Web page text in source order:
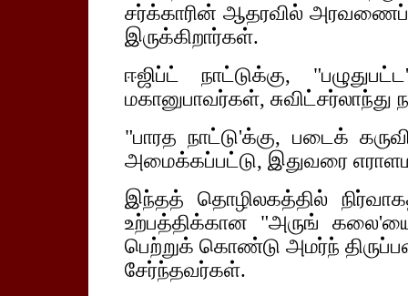
சர்க்காரின் ஆதரவில் அரவணைப்
இருக்கிறார்கள்.
ஈஜிப்ட் நாட்டுக்கு,
மகானுபாவர்கள், சுவிட்சர்லாந்து
"பாரத நாட்டு'க்கு, படைக்
அமைக்கப்பட்டு, இதுவரை
இந்தத் தொழிலகத்தில்
உற்பத்திக்கான "அருங்
பெற்றுக் கொண்டு அமர்ந்
சேர்ந்தவர்கள்.